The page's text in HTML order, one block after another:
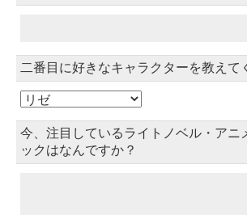
二番目に好きなキャラクターを教えて
今、注目しているライトノベル・アニ
ックはなんですか？